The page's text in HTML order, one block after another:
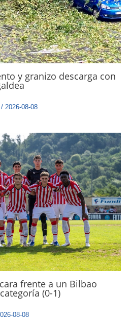
y granizo descarga con
/ 2026-08-08
frente a un Bilbao
(0-1)
08-08